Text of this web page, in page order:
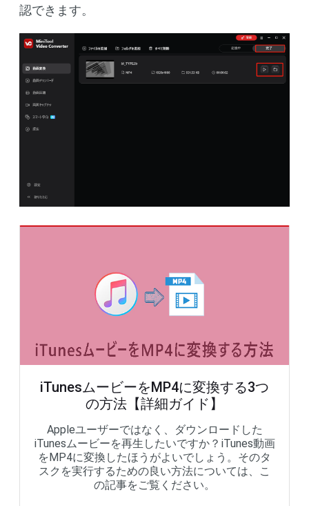
認できます。
iTunesムービーをMP4に変換する3つ
の方法【詳細ガイド】
Appleユーザーではなく、ダウンロードした
iTunesムービーを再生したいですか？iTunes動画
をMP4に変換したほうがよいでしょう。そのタ
スクを実行するための良い方法については、こ
の記事をご覧ください。